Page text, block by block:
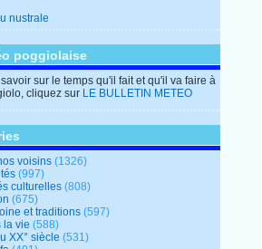
nustrale
poggiolaise
sur le temps qu'il fait et qu'il va faire à
cliquez sur LE BULLETIN METEO
voisins (1326)
(997)
culturelles (808)
(675)
et traditions (597)
la vie (588)
XX° siècle (531)